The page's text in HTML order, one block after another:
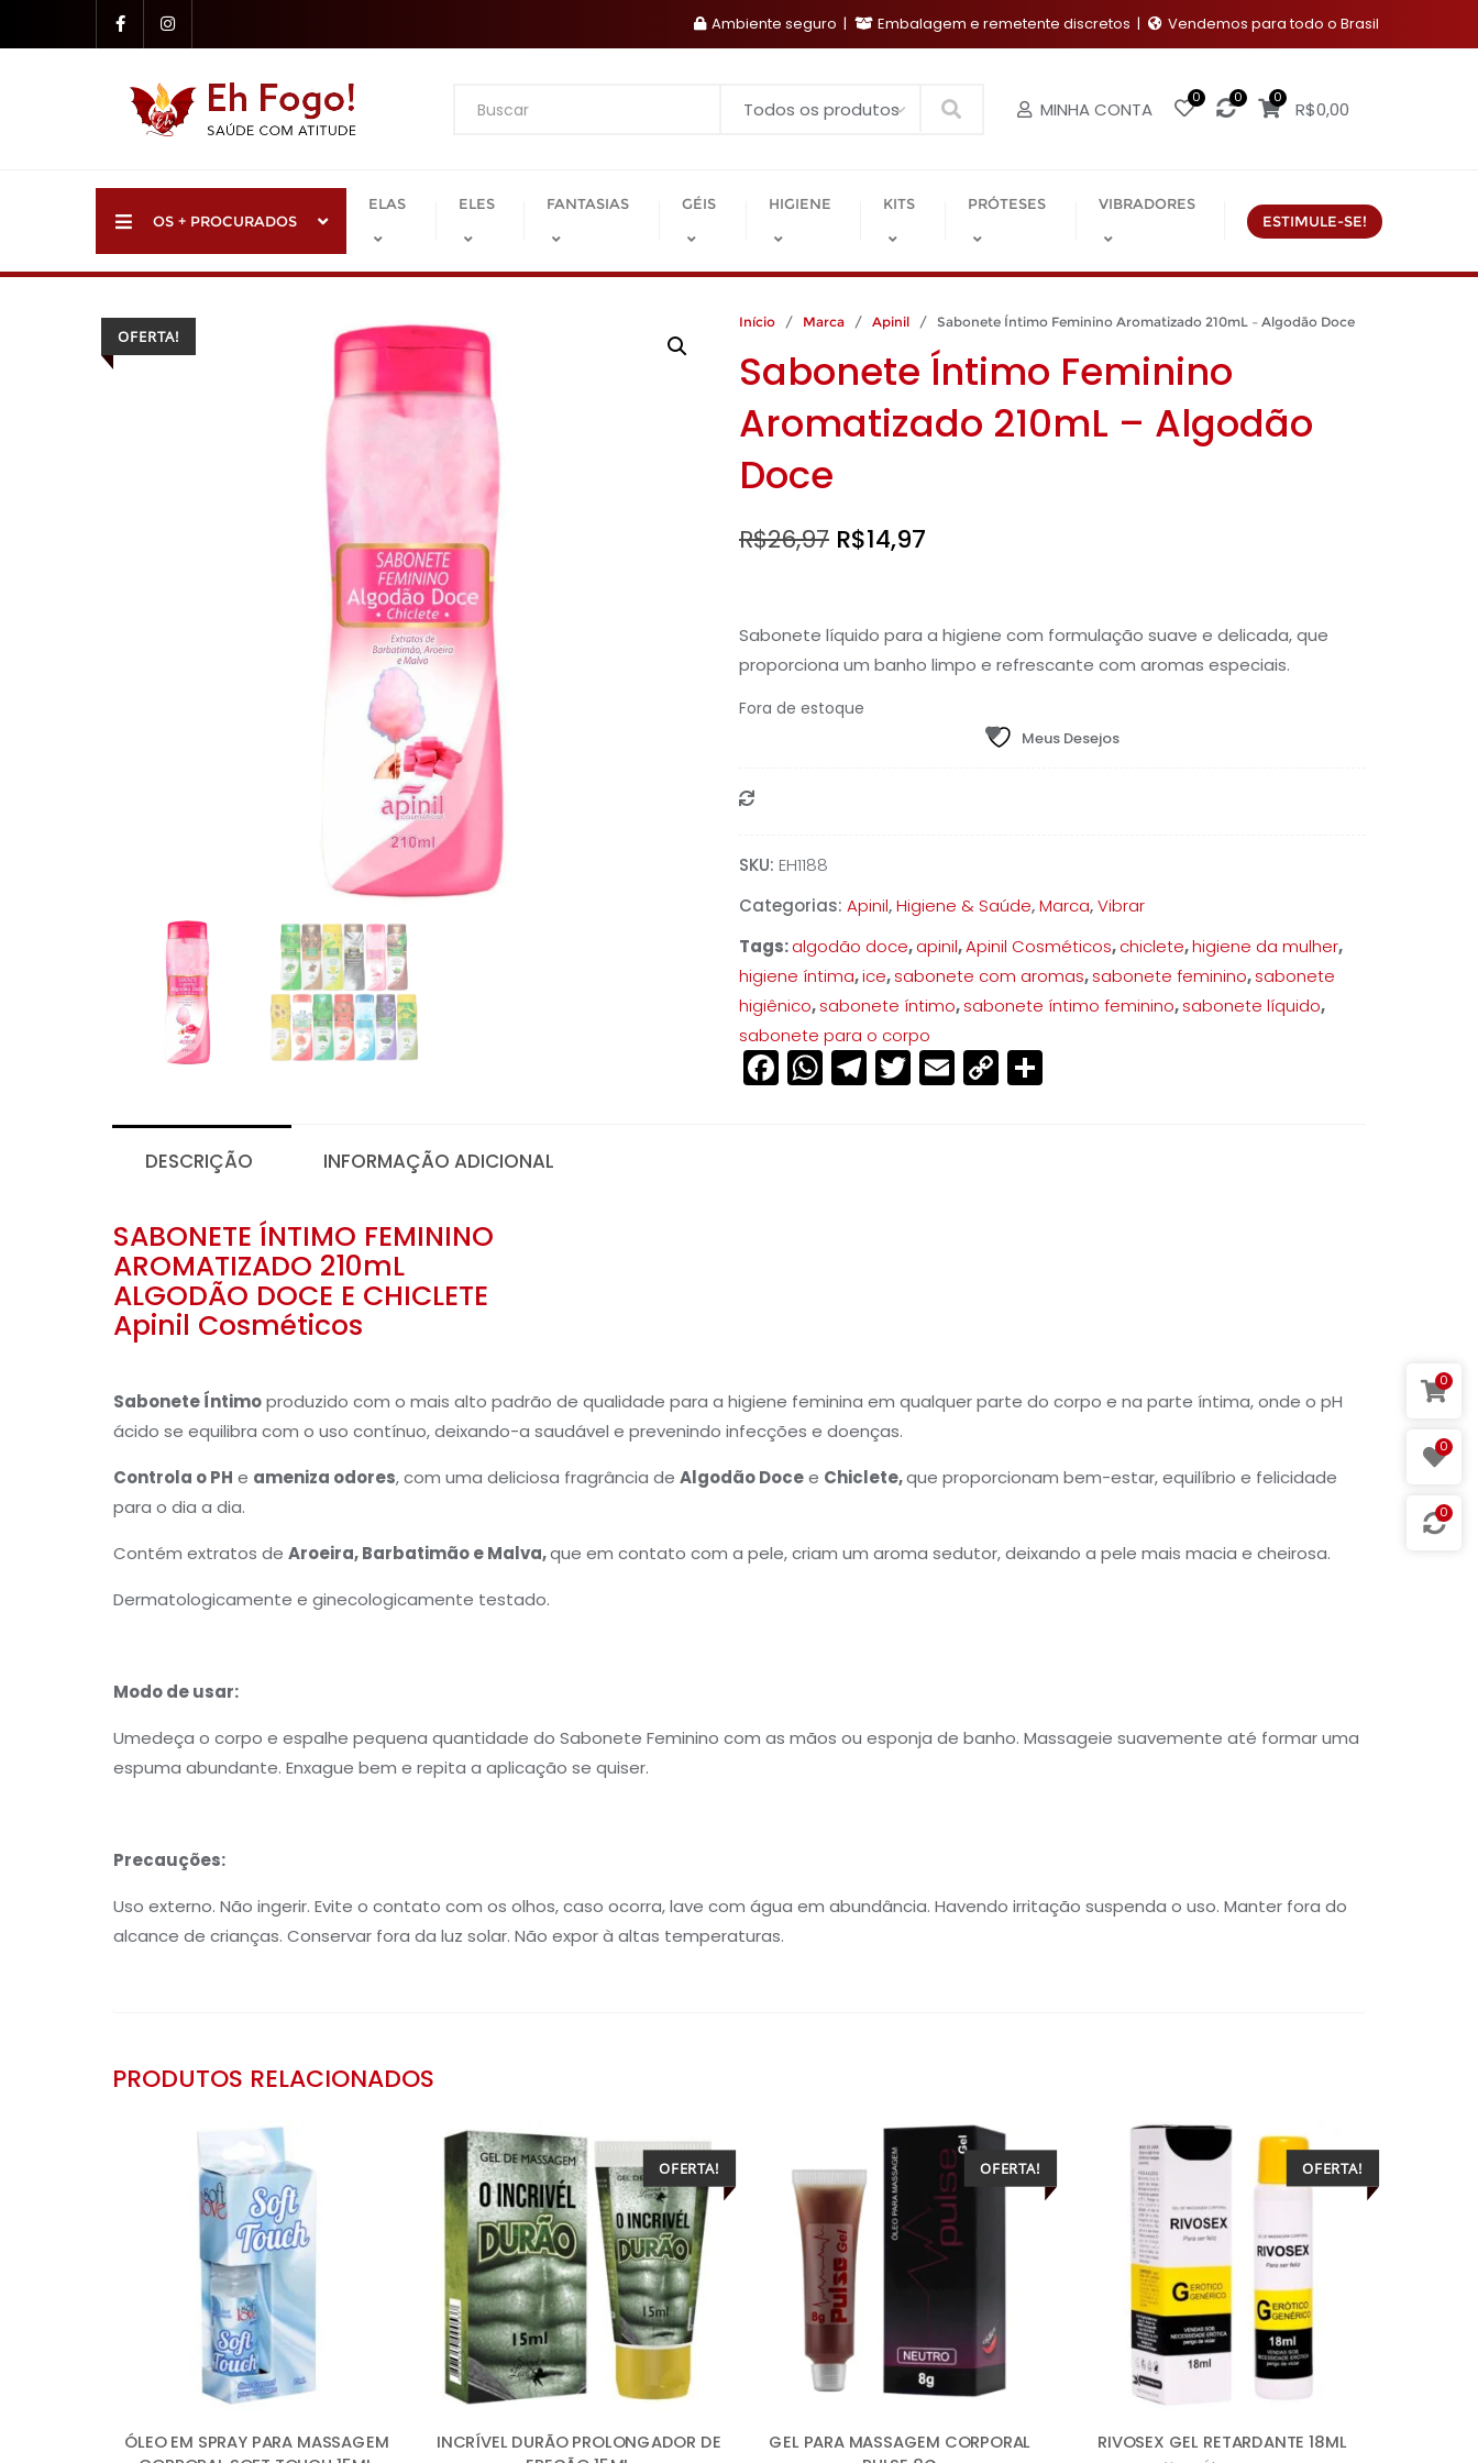
to
Ambiente seguro Embalagem e remetente discretos Vendemos para todo o Brasil
Search MINHA CONTA
0 0 0
R$0,00
OS + PROCURADOS
ELAS ELES FANTASIAS GÉIS HIGIENE KITS PRÓTESES
VIBRADORES
ESTIMULE-SE!
OFERTA!
Início / Marca / Apinil / Sabonete Íntimo Feminino Aromatizado 210mL – Algodão Doce
Sabonete Íntimo Feminino
Aromatizado 210mL – Algodão
Doce
R$26,97 O
original
era:
R$26,97.
R$14,97
atual
é:
Sabonete líquido para a higiene com formulação suave e delicada, que
proporciona um banho limpo e refrescante com aromas especiais.
Fora de estoque
Meus Desejos
SKU: EH1188
Categorias: Apinil,Higiene & Saúde,Marca,Vibrar
Tags:algodão doce,apinil,Apinil Cosméticos,chiclete,higiene da mulher,
higiene íntima,ice,sabonete com aromas,sabonete feminino,sabonete
higiênico,sabonete íntimo,sabonete íntimo feminino,sabonete líquido,
sabonete para o corpo
Facebook
WhatsApp
Telegram
Twitter
Email
Copy
Link
DESCRIÇÃO INFORMAÇÃO ADICIONAL
SABONETE ÍNTIMO FEMININO
AROMATIZADO 210mL
ALGODÃO DOCE E CHICLETE
Apinil Cosméticos
Sabonete Íntimoproduzido com o mais alto padrão de qualidade para a higiene feminina em qualquer parte do corpo e na parte íntima, onde o pH
ácido se equilibra com o uso contínuo, deixando-a saudável e prevenindo infecções e doenças.
Controla o PH e ameniza odores, com uma deliciosa fragrância de Algodão Docee Chiclete,que proporcionam bem-estar, equilíbrio e felicidade
para o dia a dia.
Contém extratos de Aroeira, Barbatimão e Malva,que em contato com a pele, criam um aroma sedutor, deixando a pele mais macia e cheirosa.
Dermatologicamente e ginecologicamente testado.
Modo de usar:
Umedeça o corpo e espalhe pequena quantidade do Sabonete Feminino com as mãos ou esponja de banho. Massageie suavemente até formar uma
espuma abundante. Enxague bem e repita a aplicação se quiser.
Precauções:
Uso externo. Não ingerir. Evite o contato com os olhos, caso ocorra, lave com água em abundância. Havendo irritação suspenda o uso. Manter fora do
alcance de crianças. Conservar fora da luz solar. Não expor à altas temperaturas.
PRODUTOS RELACIONADOS
ÓLEO EM SPRAY PARA MASSAGEM
OFERTA!
INCRÍVEL DURÃO PROLONGADOR DE
OFERTA!
GEL PARA MASSAGEM CORPORAL
OFERTA!
RIVOSEX GEL RETARDANTE 18ML
0
0
0